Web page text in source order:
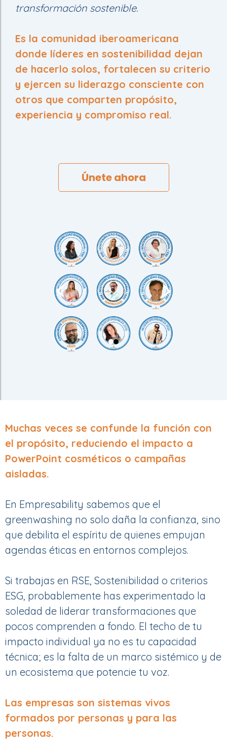
transformación sostenible.
Es la comunidad iberoamericana
donde líderes en sostenibilidad dejan
de hacerlo solos, fortalecen su criterio
y ejercen su liderazgo consciente con
otros que comparten propósito,
experiencia y compromiso real.
Únete ahora
Muchas veces se confunde la función con
el propósito, reduciendo el impacto a
PowerPoint cosméticos o campañas
aisladas.
En Empresability sabemos que el
greenwashing no solo daña la confianza, sino
que debilita el espíritu de quienes empujan
agendas éticas en entornos complejos.
Si trabajas en RSE, Sostenibilidad o criterios
ESG, probablemente has experimentado la
soledad de liderar transformaciones que
pocos comprenden a fondo. El techo de tu
impacto individual ya no es tu capacidad
técnica; es la falta de un marco sistémico y de
un ecosistema que potencie tu voz.
Las empresas son sistemas vivos
formados por personas y para las
personas.